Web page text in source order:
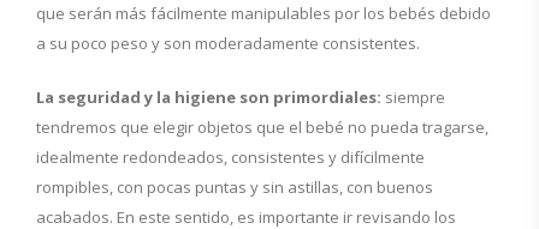
que serán más fácilmente manipulables por los bebés debido
a su poco peso y son moderadamente consistentes.
La seguridad y la higiene son primordiales: siempre
tendremos que elegir objetos que el bebé no pueda tragarse,
idealmente redondeados, consistentes y difícilmente
rompibles, con pocas puntas y sin astillas, con buenos
acabados. En este sentido, es importante ir revisando los